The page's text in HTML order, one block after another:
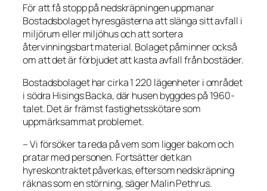
För att få stopp på nedskräpningen uppmanar
Bostadsbolaget hyresgästerna att slänga sitt avfall i
miljörum eller miljöhus och att sortera
återvinningsbart material. Bolaget påminner också
om att det är förbjudet att kasta avfall från bostäder.
Bostadsbolaget har cirka 1 220 lägenheter i området
i södra Hisings Backa, där husen byggdes på 1960-
talet. Det är främst fastighetsskötare som
uppmärksammat problemet.
– Vi försöker ta reda på vem som ligger bakom och
pratar med personen. Fortsätter det kan
hyreskontraktet påverkas, eftersom nedskräpning
räknas som en störning, säger Malin Pethrus.